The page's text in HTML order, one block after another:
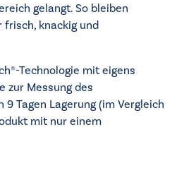
gelangt. So bleiben
knackig und
Technologie mit eigens
zur Messung des
Tagen Lagerung (im Vergleich
mit nur einem